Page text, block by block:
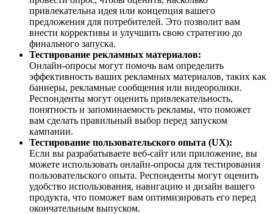
привлекательна идея или концепция вашего
предложения для потребителей. Это позволит вам
внести коррективы и улучшить свою стратегию до
финального запуска.
Тестирование рекламных материалов:
Онлайн-опросы могут помочь вам определить
эффективность ваших рекламных материалов, таких как
баннеры, рекламные сообщения или видеоролики.
Респонденты могут оценить привлекательность,
понятность и запоминаемость рекламы, что поможет
вам сделать правильный выбор перед запуском
кампании.
Тестирование пользовательского опыта (UX):
Если вы разрабатываете веб-сайт или приложение, вы
можете использовать онлайн-опросы для тестирования
пользовательского опыта. Респонденты могут оценить
удобство использования, навигацию и дизайн вашего
продукта, что поможет вам оптимизировать его перед
окончательным выпуском.